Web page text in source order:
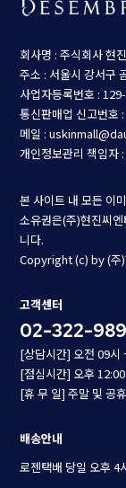
회사명 : 주식회사 현
주소 : 서울시 강서구
사업자등록번호 :
통신판매업 신고번호
메일 :
개인정보관리 책임자
본 사이트 내 모든 이
소유권은(주)현진씨
니다.
Copyright (c) by (주
고객센터
02-322-
[상담시간] 오전 09시
[점심시간] 오후
[휴 무 일] 주말 및 공
배송안내
로젠택배 당일 오후 4